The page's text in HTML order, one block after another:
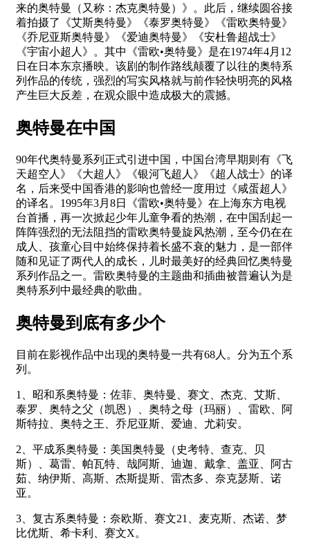
来的奥特曼（又称：杰克奥特曼）》。此后，继续圆谷接
着拍摄了《艾斯奥特曼》《泰罗奥特曼》《雷欧奥特曼》
《乔尼亚斯奥特曼》《爱迪奥特曼》《安杜鲁超战士》
《宇宙小超人》。其中《雷欧•奥特曼》是在1974年4月12
日在日本东京播映。该剧的制作路线颠覆了以往的奥特系
列作品的传统，强烈的写实风格就与前作轻快明亮的风格
产生巨大反差，在观众眼中造成极大的震撼。
奥特曼在中国
90年代奥特曼系列正式引进中国，中国台湾早期则有《飞
天超空人》《大超人》《银河飞超人》《超人战士》的译
名，后来受中国香港的影响也曾经一度用过《咸蛋超人》
的译名。1995年3月8日《雷欧•奥特曼》在上海东方电视
台首播，再一次掀起少年儿童争看的热潮，在中国刮起一
阵阵强烈的无法阻挡的雷欧奥特曼旋风热潮，至今仍在在
成人、孩童心目中始终保持着长盛不衰的魅力，是一部伴
随和见证了两代人的成长，儿时最美好的经典回忆奥特曼
系列作品之一。雷欧奥特曼的主题曲和插曲被普遍认为是
奥特系列中最经典的歌曲。
奥特曼到底有多少个
目前在影视作品中出现的奥特曼一共有68人。分为五个系
列。
1、昭和系奥特曼：佐菲、奥特曼、赛文、杰克、艾斯、
泰罗、奥特之父（凯恩）、奥特之母（玛丽）、雷欧、阿
斯特拉、奥特之王、乔尼亚斯、爱迪、尤莉安。
2、平成系奥特曼：美国奥特曼（史考特、查克、贝
斯）、葛雷、帕瓦特、哉阿斯、迪迦、戴拿、盖亚、阿古
茹、纳伊斯、高斯、杰斯提斯、雷杰多、奈克瑟斯、诺
亚。
3、复古系奥特曼：奈欧斯、赛文21、麦克斯、杰诺、梦
比优斯、希卡利、赛文X。